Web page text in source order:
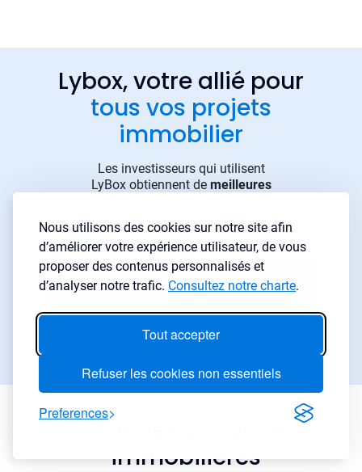
Nous utilisons des cookies sur notre site afin
d’améliorer votre expérience utilisateur, de vous
proposer des contenus personnalisés et
d’analyser notre trafic. Consultez notre charte.
Tout accepter
Refuser les cookies non essentiels
Preferences
Lybox, votre allié pour
tous vos projets
immobilier
Les investisseurs qui utilisent
LyBox obtiennent de meilleures
Démarrer gratuitement→
Aucune carte requise
Filtrez les annonces
immobilières